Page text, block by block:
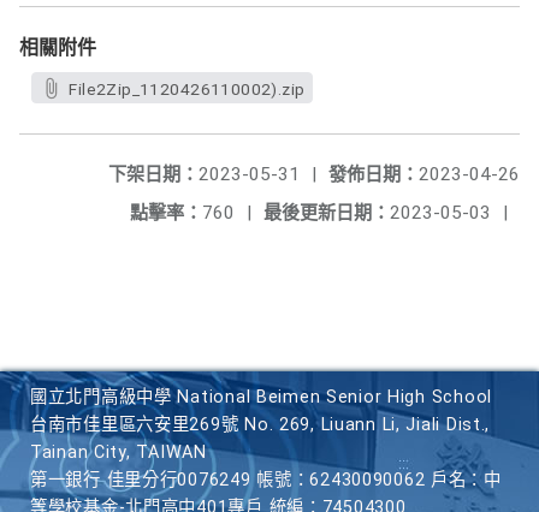
相關附件
File2Zip_1120426110002).zip
發佈日期： 2023-04-26
下架日期： 2023-05-31
|
最後更新日期： 2023-05-03 |
點擊率： 760 |
國立北門高級中學 National Beimen Senior High School
台南市佳里區六安里269號 No. 269, Liuann Li, Jiali Dist.,
Tainan City, TAIWAN
第一銀行 佳里分行0076249 帳號：62430090062 戶名：中
等學校基金-北門高中401專戶 統編：74504300